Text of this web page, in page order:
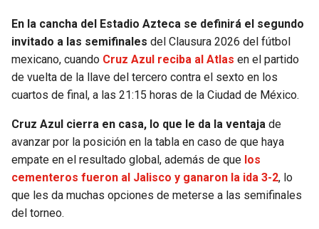
PACKERS
VIKINGS
FALCONS
PANTHERS
TIMBERWOLVES
THUNDER
TRAIL BLAZERS
JAZZ
En la cancha del Estadio Azteca se definirá el segundo
invitado a las semifinales del Clausura 2026 del fútbol
mexicano, cuando Cruz Azul reciba al Atlas en el partido
de vuelta de la llave del tercero contra el sexto en los
cuartos de final, a las 21:15 horas de la Ciudad de México.
Cruz Azul cierra en casa, lo que le da la ventaja de
avanzar por la posición en la tabla en caso de que haya
empate en el resultado global, además de que los
cementeros fueron al Jalisco y ganaron la ida 3-2, lo
que les da muchas opciones de meterse a las semifinales
del torneo.